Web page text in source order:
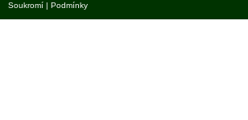
Soukromí | Podmínky